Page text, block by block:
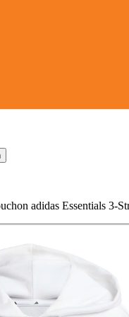
adidas Essentials 3-